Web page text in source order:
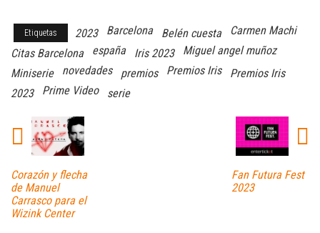
Etiquetas 2023 Barcelona Belén cuesta
Carmen Machi
Citas Barcelona
españa Iris 2023
Miguel angel muñoz
Miniserie
novedades premios Premios Iris
Premios Iris
2023
Prime Video serie
Corazón y flecha
de Manuel
Carrasco para el
Wizink Center
Fan Futura Fest
2023